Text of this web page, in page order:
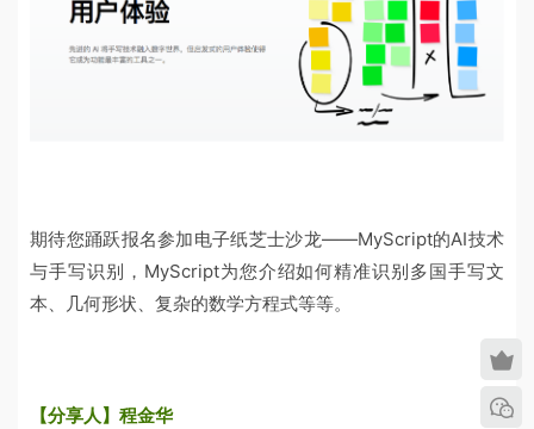
期待您踊跃报名参加电子纸芝士沙龙——MyScript的AI技术
与手写识别，MyScript为您介绍如何精准识别多国手写文
本、几何形状、复杂的数学方程式等等。
【分享人】程金华